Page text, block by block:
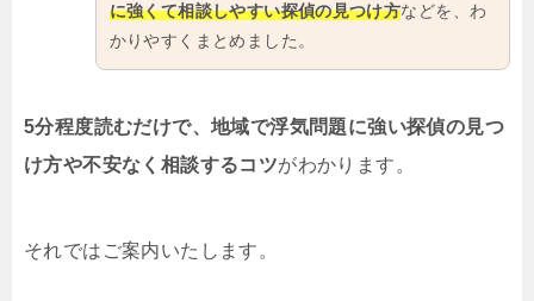
に強くて相談しやすい探偵の見つけ方などを、わ
かりやすくまとめました。
5分程度読むだけで、地域で浮気問題に強い探偵の見つ
け方や不安なく相談するコツがわかります。
それではご案内いたします。